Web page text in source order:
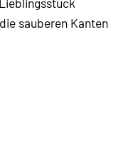
sauberen Kanten